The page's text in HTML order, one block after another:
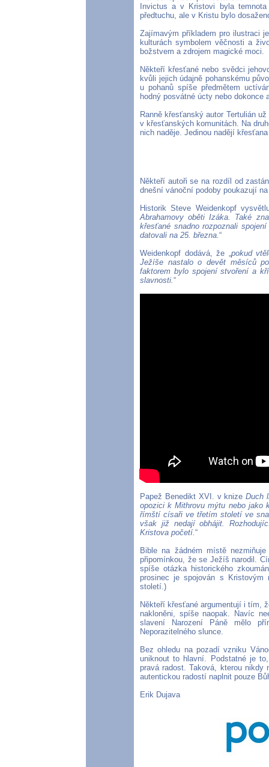
Invictus a v Kristovi byla
předtuchu, ale v Kristu bylo
Zajímavým příkladem pro ilustraci
kulturách symbolem věčnosti a
božstvem a zdrojem magické moci.
Někteří křesťané nebo svědci
kvůli jejich údajně pohanskému
u pohanů spíše předmětem
hodný posvátné úcty nebo dokonce
Ranně křesťanský autor Tertulián
v křesťanských komunitách. Na
nich naděje. Jedinou nadějí
Někteří autoři se na rozdíl od
dnešní vánoční podoby poukazují
Historik Steve Weidenkopf
Abrahamovy oběti Izáka. Také
křesťané snadno rozpoznali
datovali na 25. března.“
Weidenkopf dodává, že „pokud
Ježíše nastalo o devět měsíců
faktorem bylo spojení stvoření a
slavnosti.“
Papež Benedikt XVI. v knizeDuch
opozici k Mithrovu mýtu nebo jako
římští císaři ve třetím století ve
však již nedají obhájit.
Kristova početí.“
Bible na žádném místě
připomínkou, že se Ježíš narodil.
spíše otázka historického
prosinec je spojován s
století.)
Někteří křesťané argumentují i tím,
nakloněni, spíše naopak. Navíc
slavení Narození Páně mělo
Neporazitelného slunce.
Bez ohledu na pozadí vzniku
uniknout to hlavní. Podstatné je
pravá radost. Taková, kterou
autentickou radostí naplnit pouze
Erik Dujava